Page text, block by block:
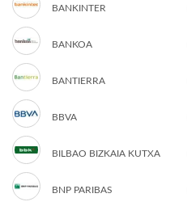
BANKINTER
BANKOA
BANTIERRA
BBVA
BILBAO BIZKAIA KUTXA
BNP PARIBAS